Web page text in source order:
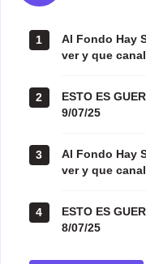
1
Al Fondo Hay
ver y que
2
ESTO ES
9/07/25
3
Al Fondo Hay
ver y que
4
ESTO ES
8/07/25